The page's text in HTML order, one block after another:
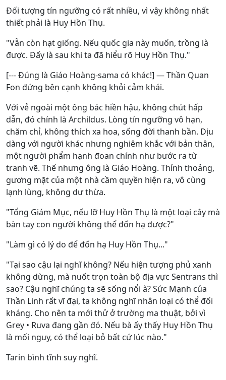
Đối tượng tín ngưỡng có rất nhiều, vì vậy không nhất
thiết phải là Huy Hồn Thụ.
"Vẫn còn hạt giống. Nếu quốc gia này muốn, trồng là
được. Đấy là sau khi ta đã hiểu rõ Huy Hồn Thụ."
[--- Đúng là Giáo Hoàng-sama có khác!] — Thần Quan
Fon đứng bên cạnh không khỏi cảm khái.
Với vẻ ngoài một ông bác hiền hậu, không chút hấp
dẫn, đó chính là Archildus. Lòng tín ngưỡng vô hạn,
chăm chỉ, không thích xa hoa, sống đời thanh bần. Dịu
dàng với người khác nhưng nghiêm khắc với bản thân,
một người phẩm hạnh đoan chính như bước ra từ
tranh vẽ. Thế nhưng ông là Giáo Hoàng. Thỉnh thoảng,
gương mặt của một nhà cầm quyền hiện ra, vô cùng
lạnh lùng, không dư thừa.
"Tổng Giám Mục, nếu lỡ Huy Hồn Thụ là một loại cây mà
bàn tay con người không thể đốn hạ được?"
"Làm gì có lý do để đốn hạ Huy Hồn Thụ..."
"Tại sao cậu lại nghĩ không? Nếu hiện tượng phủ xanh
không dừng, mà nuốt trọn toàn bộ địa vực Sentrans thì
sao? Cậu nghĩ chúng ta sẽ sống nổi à? Sức Mạnh của
Thần Linh rất vĩ đại, ta không nghĩ nhân loại có thể đối
kháng. Cho nên ta mới thử ở trường ma thuật, bởi vì
Grey • Ruva đang gần đó. Nếu bà ấy thấy Huy Hồn Thụ
là mối nguy, có thể loại bỏ bất cứ lúc nào."
Tarin bình tĩnh suy nghĩ.